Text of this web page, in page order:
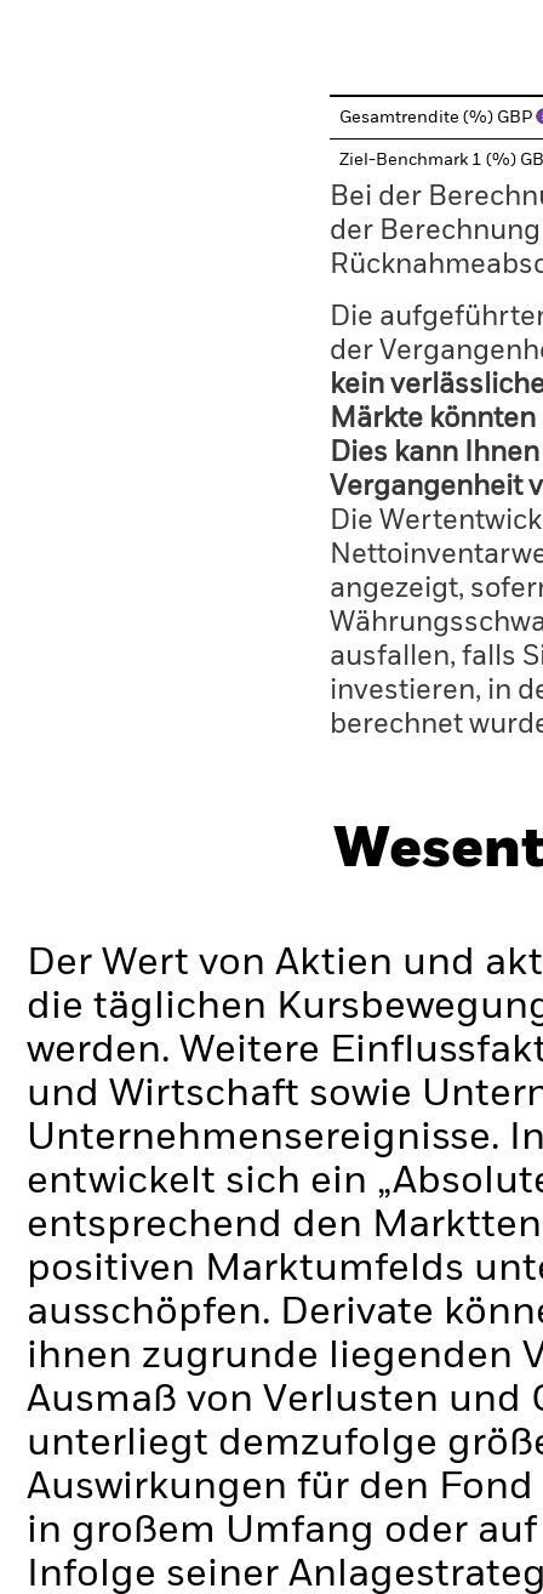
Gesamtrendite (%) GBP
Ziel-Benchmark 1 (%)
Bei der
der
Die
der
kein
Märkte
Dies kann
Vergangenheit
Die
angezeigt,
ausfallen, falls
investieren, in
berechnet
Der Wert von Aktien und
die täglichen
werden. Weitere
und Wirtschaft sowie
Unternehmensereignisse.
entwickelt sich ein
entsprechend den
positiven Marktumfelds
ausschöpfen. Derivate
ihnen zugrunde liegenden
Ausmaß von Verlusten und
unterliegt demzufolge
Auswirkungen für den
in großem Umfang oder
Infolge seiner